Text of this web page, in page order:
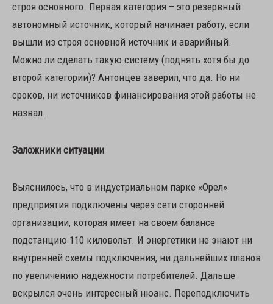
строя основного. Первая категория – это резервный
автономный источник, который начинает работу, если
вышли из строя основной источник и аварийный.
Можно ли сделать такую систему (поднять хотя бы до
второй категории)? Антонцев заверил, что да. Но ни
сроков, ни источников финансирования этой работы не
назвал.
Заложники ситуации
Выяснилось, что в индустриальном парке «Орел»
предприятия подключены через сети сторонней
организации, которая имеет на своем балансе
подстанцию 110 киловольт. И энергетики не знают ни
внутренней схемы подключения, ни дальнейших планов
по увеличению надежности потребителей. Дальше
вскрылся очень интересный нюанс. Переподключить